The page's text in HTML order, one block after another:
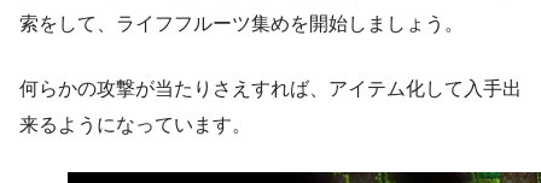
索をして、ライフフルーツ集めを開始しましょう。
何らかの攻撃が当たりさえすれば、アイテム化して入手出
来るようになっています。